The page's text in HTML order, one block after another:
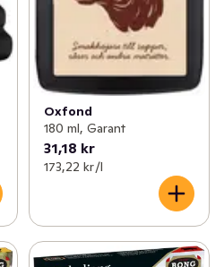
Oxfond
180 ml, Garant
31,18 kr
173,22 kr /l